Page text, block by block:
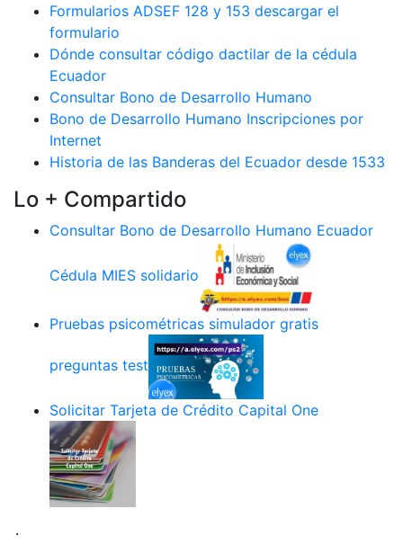
Formularios ADSEF 128 y 153 descargar el
formulario
Dónde consultar código dactilar de la cédula
Ecuador
Consultar Bono de Desarrollo Humano
Bono de Desarrollo Humano Inscripciones por
Internet
Historia de las Banderas del Ecuador desde 1533
Lo + Compartido
Consultar Bono de Desarrollo Humano Ecuador
Cédula MIES solidario
Pruebas psicométricas simulador gratis
preguntas test
Solicitar Tarjeta de Crédito Capital One
.